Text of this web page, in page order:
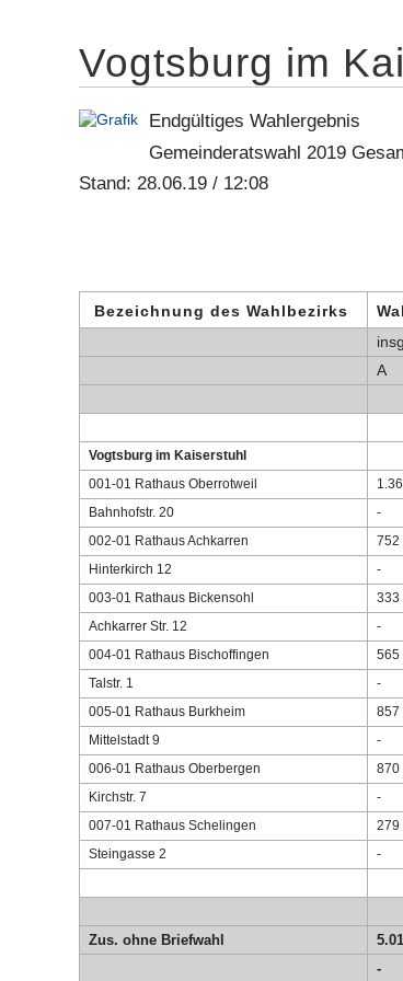
Vogtsburg im
Endgültiges Wahlergebnis
Gemeinderatswahl 2019
Stand: 28.06.19 / 12:08
Bezeichnung des Wahlbezirks
A
Vogtsburg im Kaiserstuhl
001-01 Rathaus Oberrotweil
Bahnhofstr. 20 -
002-01 Rathaus Achkarren 752
Hinterkirch 12 -
003-01 Rathaus Bickensohl 333
Achkarrer Str. 12 -
004-01 Rathaus Bischoffingen 565
Talstr. 1 -
005-01 Rathaus Burkheim 857
Mittelstadt 9 -
006-01 Rathaus Oberbergen 870
Kirchstr. 7 -
007-01 Rathaus Schelingen 279
Steingasse 2 -
Zus. ohne Briefwahl
-